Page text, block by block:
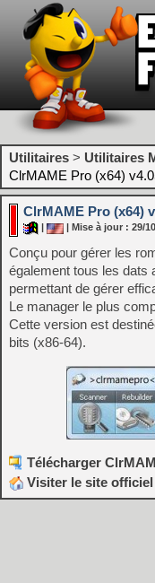
Utilitaires > Utilitaires
ClrMAME Pro (x64)
ClrMAME Pro (x64)
| Mise à jour : 29/
Conçu pour gérer les
également tous les dats
permettant de gérer
Le manager le plus
Cette version est
bits (x86-64).
Télécharger
Visiter le site officiel